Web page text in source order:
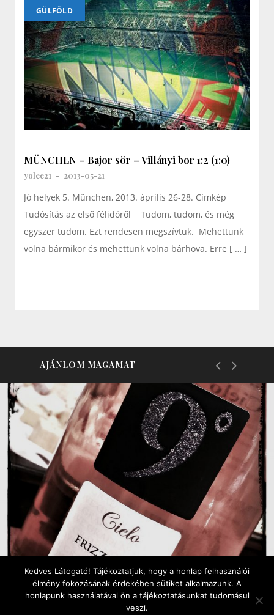
GÜLFÖLD
MÜNCHEN – Bajor sör – Villányi bor 1:2 (1:0)
yolee21 - 2013-05-21
Jó helyek 5. München, 2013. április 26-28. Címkép
Tudósítás az első félidőről Tudom, tudom, és még
egyszer tudom. Ezt rendesen megszívtuk. Mehettünk
volna bármikor és mehettünk volna bárhova. Erre [ … ]
AJÁNLOM MAGAMAT
POWERED BY WORDPRESS GREATMAG BY ATHEMES.
Kedves Látogató! Tájékoztatjuk, hogy a honlap felhasználói
élmény fokozásának érdekében sütiket alkalmazunk. A
honlapunk használatával ön a tájékoztatásunkat tudomásul
veszi.